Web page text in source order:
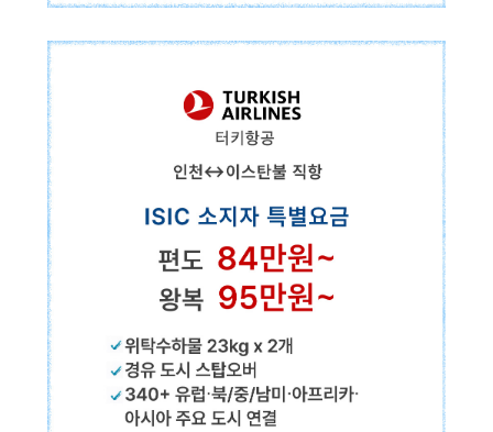
핀에어
인천↔헬싱키 직항
✓위탁수하물 23kg x 2개
✓경유 도시 스탑오버
✓100+ 유럽·북미·아시아 주요 도시 연결
ISIC 소지자 특별요금
편도
왕복125만원~
스톡홀름, 코펜하겐, 오슬로, 레이캬비크, 더블린, 런던, 파리, 암스테